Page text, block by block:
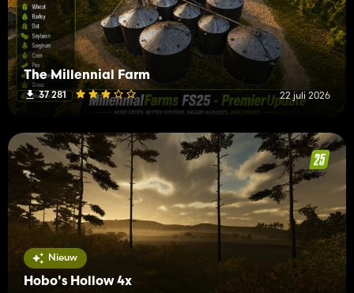
The Millennial Farm
37 281 22 juli 2026
Nieuw
Hobo's Hollow 4x